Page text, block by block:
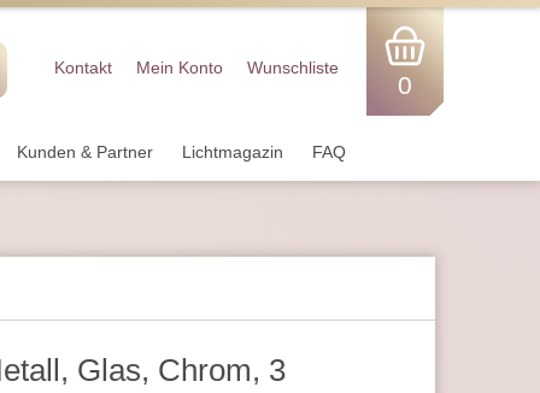
Kontakt Mein Konto Wunschliste
0
Kunden & Partner Lichtmagazin FAQ
Glas, Chrom, 3